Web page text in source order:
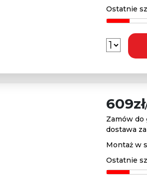
Ostatnie
609zł
Zamów do
dostawa
Montaż w
Ostatnie